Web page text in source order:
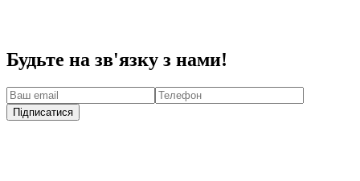
Будьте на зв'язку з нами!
Підписатися